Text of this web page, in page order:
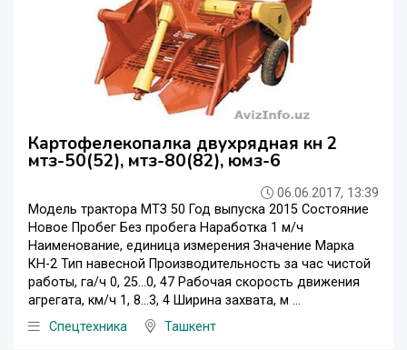
Картофелекопалка двухрядная кн 2
мтз-50(52), мтз-80(82), юмз-6
06.06.2017, 13:39
Модель трактора МТЗ 50 Год выпуска 2015 Состояние
Новое Пробег Без пробега Наработка 1 м/ч
Наименование, единица измерения Значение Марка
КН-2 Тип навесной Производительность за час чистой
работы, га/ч 0, 25…0, 47 Рабочая скорость движения
агрегата, км/ч 1, 8…3, 4 Ширина захвата, м ...
Спецтехника
Ташкент